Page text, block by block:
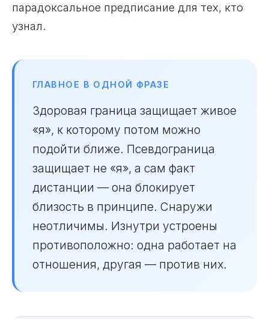
парадоксальное предписание для тех, кто
узнал.
ГЛАВНОЕ В ОДНОЙ ФРАЗЕ
Здоровая граница защищает живое
«я», к которому потом можно
подойти ближе. Псевдограница
защищает не «я», а сам факт
дистанции — она блокирует
близость в принципе. Снаружи
неотличимы. Изнутри устроены
противоположно: одна работает на
отношения, другая — против них.